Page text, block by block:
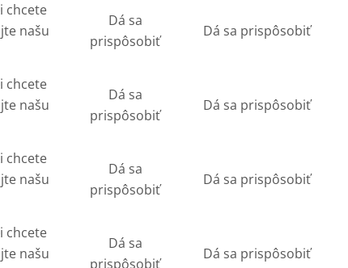
chcete
našu
Dá sa
prispôsobiť
Dá sa prispôsobiť
chcete
našu
Dá sa
prispôsobiť
Dá sa prispôsobiť
chcete
našu
Dá sa
prispôsobiť
Dá sa prispôsobiť
chcete
našu
Dá sa
prispôsobiť
Dá sa prispôsobiť